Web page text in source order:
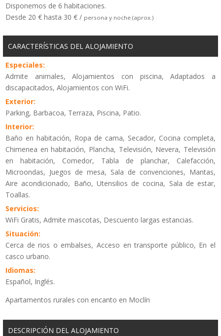
Disponemos de 6 habitaciones.
Desde 20 € hasta 30 € / persona y noche (aprox.)
CARACTERÍSTICAS DEL ALOJAMIENTO
Especiales:
Admite animales, Alojamientos con piscina, Adaptados a
discapacitados, Alojamientos con WiFi.
Exterior:
Parking, Barbacoa, Terraza, Piscina, Patio.
Interior:
Baño en habitación, Ropa de cama, Secador, Cocina completa,
Chimenea en habitación, Plancha, Televisión, Nevera, Televisión
en habitación, Comedor, Tabla de planchar, Calefacción,
Microondas, Juegos de mesa, Sala de convenciones, Mantas,
Aire acondicionado, Baño, Utensilios de cocina, Sala de estar,
Toallas.
Servicios:
WiFi Gratis, Admite mascotas, Descuento largas estancias.
Situación:
Cerca de rios o embalses, Acceso en transporte público, En el
casco urbano.
Idiomas:
Español, Inglés.
Apartamentos rurales con encanto en Moclín
DESCRIPCIÓN DEL ALOJAMIENTO